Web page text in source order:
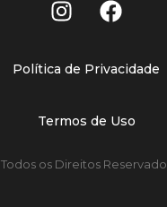
Política de Privacidade
Termos de Uso
Todos os Direitos